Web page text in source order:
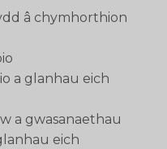
â chymhorthion
a glanhau eich
a gwasanaethau
eich